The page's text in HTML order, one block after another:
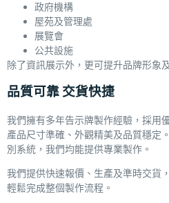
政府機構
屋苑及管理處
展覽會
公共設施
除了資訊展示外，更可提升品牌形象
品質可靠 交貨快捷
我們擁有多年告示牌製作經驗，採用
產品尺寸準確、外觀精美及品質穩定
別系統，我們均能提供專業製作。
我們提供快速報價、生產及準時交貨
輕鬆完成整個製作流程。